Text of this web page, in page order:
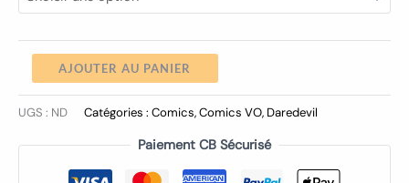
AJOUTER AU PANIER
UGS : ND Catégories : Comics,Comics VO, Daredevil
Paiement CB Sécurisé